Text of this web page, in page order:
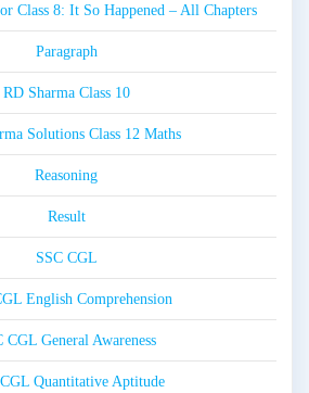
Class 8: It So Happened – All Chapters
Paragraph
RD Sharma Class 10
Solutions Class 12 Maths
Reasoning
Result
SSC CGL
English Comprehension
CGL General Awareness
Quantitative Aptitude